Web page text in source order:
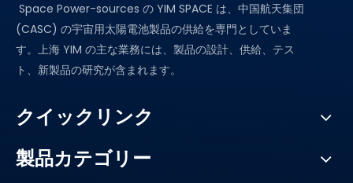
Space Power-sources の YIM SPACE は、中国航天集団
(CASC) の宇宙用太陽電池製品の供給を専門としていま
す。上海 YIM の主な業務には、製品の設計、供給、テス
ト、新製品の研究が含まれます。
クイックリンク
製品カテゴリー